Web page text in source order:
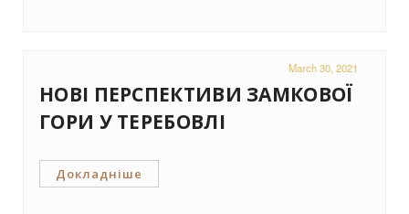
March 30, 2021
НОВІ ПЕРСПЕКТИВИ ЗАМКОВОЇ
ГОРИ У ТЕРЕБОВЛІ
Докладніше